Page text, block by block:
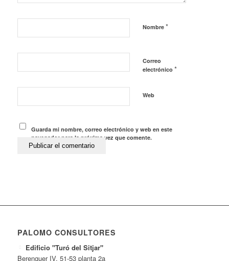
Nombre *
Correo
electrónico *
Web
Guarda mi nombre, correo electrónico y web en este
navegador para la próxima vez que comente.
PALOMO CONSULTORES
Edificio "Turó del Sitjar"
Berenguer IV, 51-53 planta 2a